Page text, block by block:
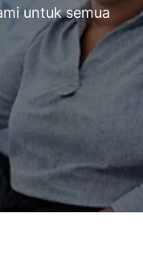
untuk semua